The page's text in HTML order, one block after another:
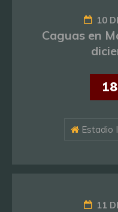
10
Caguas en
18
Estadio
11